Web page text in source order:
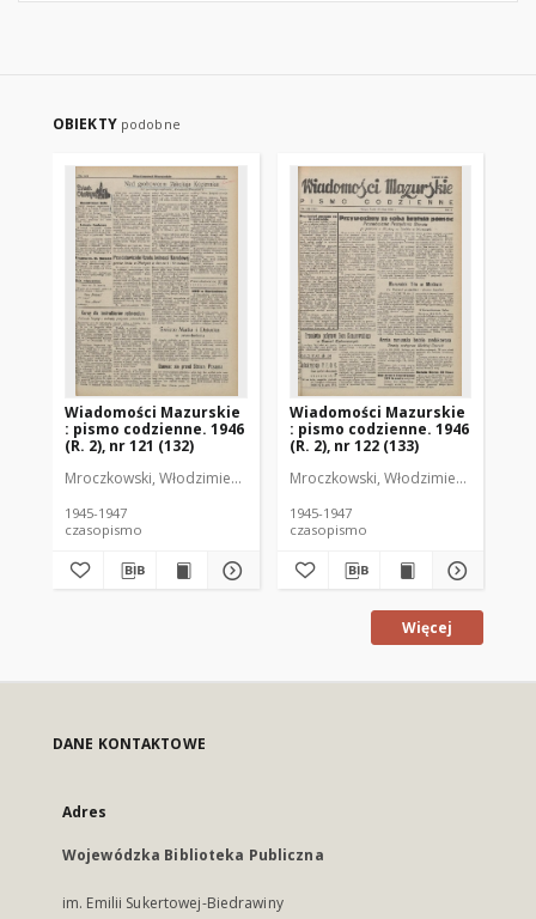
OBIEKTY podobne
Wiadomości Mazurskie
: pismo codzienne. 1946
(R. 2), nr 121 (132)
Mroczkowski, Włodzimierz (1902-1971). Redaktor
1945-1947
czasopismo
Wiadomości Mazurskie
: pismo codzienne. 1946
(R. 2), nr 122 (133)
Mroczkowski, Włodzimierz (1902-
1945-1947
czasopismo
Więcej
DANE KONTAKTOWE
Adres
Wojewódzka Biblioteka Publiczna
im. Emilii Sukertowej-Biedrawiny